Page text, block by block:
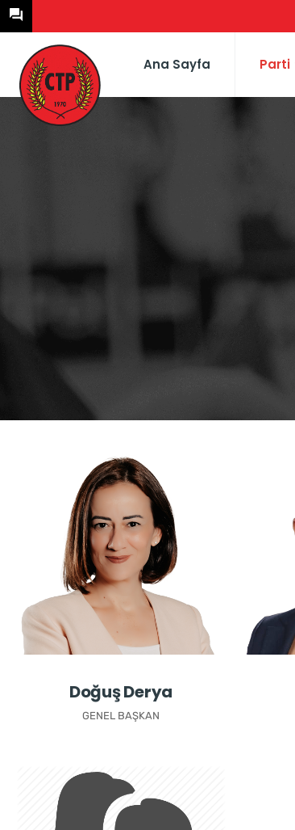
Ana Sayfa Parti
Doğuş Derya
GENEL BAŞKAN